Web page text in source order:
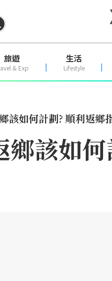
旅遊
& Exp
生活
Lifestyle
該如何計劃? 順利返鄉
鄉該如